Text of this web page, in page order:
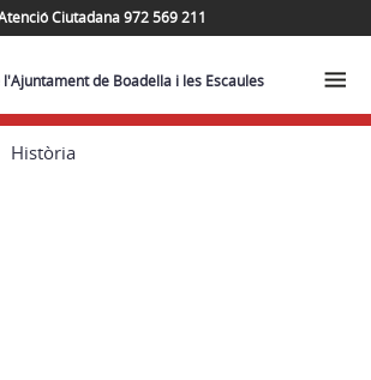
Ciutadana 972 569 211
de Boadella i les Escaules
Història